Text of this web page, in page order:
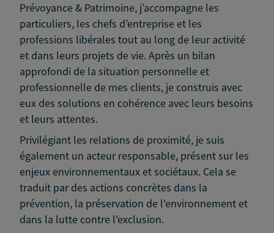
Prévoyance & Patrimoine, j’accompagne les
particuliers, les chefs d’entreprise et les
professions libérales tout au long de leur activité
et dans leurs projets de vie. Après un bilan
approfondi de la situation personnelle et
professionnelle de mes clients, je construis avec
eux des solutions en cohérence avec leurs besoins
et leurs attentes.
Privilégiant les relations de proximité, je suis
également un acteur responsable, présent sur les
enjeux environnementaux et sociétaux. Cela se
traduit par des actions concrètes dans la
prévention, la préservation de l'environnement et
dans la lutte contre l'exclusion.